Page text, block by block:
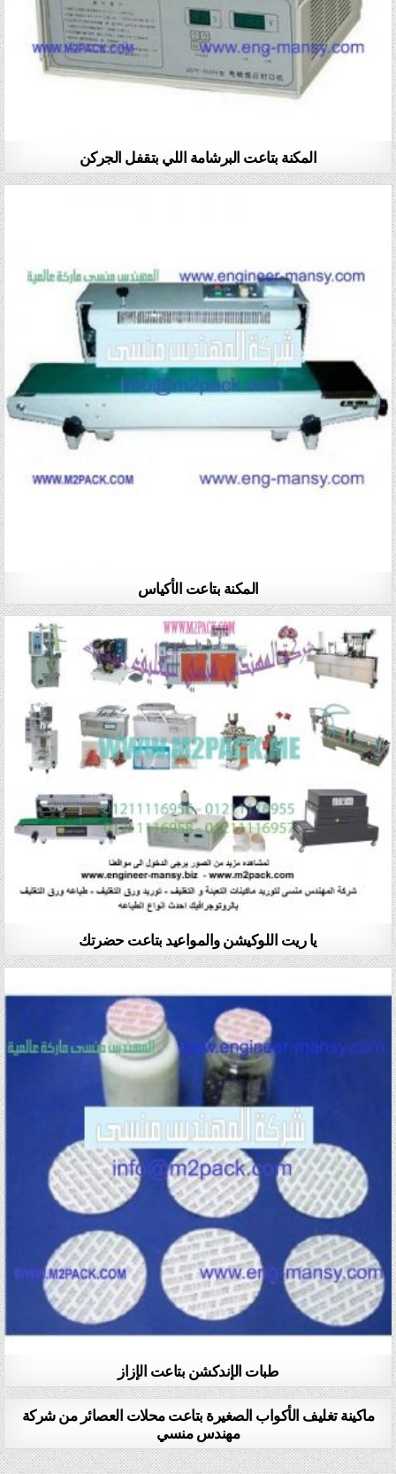
المكنة بتاعت البرشامة اللي بتقفل الجركن
المكنة بتاعت الأكياس
يا ريت اللوكيشن والمواعيد بتاعت حضرتك
طبات الإندكشن بتاعت الإزاز
ماكينة تغليف الأكواب الصغيرة بتاعت محلات العصائر من شركة
مهندس منسي